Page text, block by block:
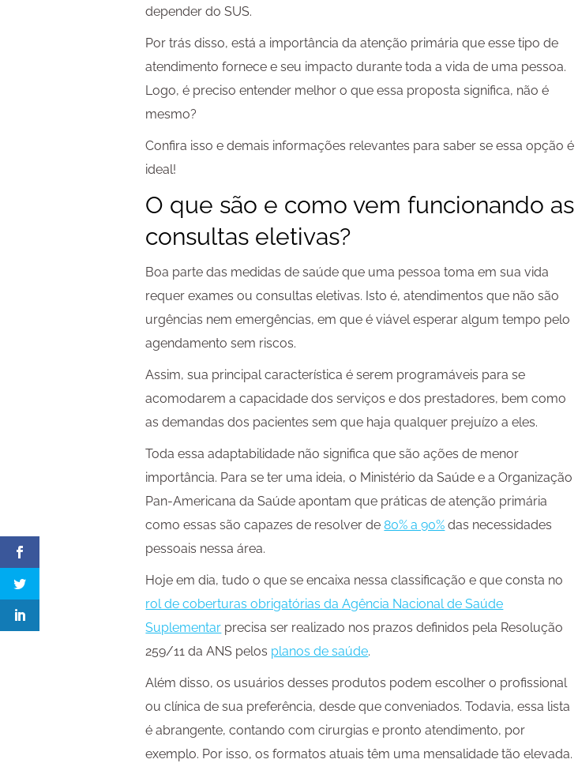
depender do SUS.
Por trás disso, está a importância da atenção primária que esse tipo de
atendimento fornece e seu impacto durante toda a vida de uma pessoa.
Logo, é preciso entender melhor o que essa proposta significa, não é
mesmo?
Confira isso e demais informações relevantes para saber se essa opção é
ideal!
O que são e como vem funcionando as
consultas eletivas?
Boa parte das medidas de saúde que uma pessoa toma em sua vida
requer exames ou consultas eletivas. Isto é, atendimentos que não são
urgências nem emergências, em que é viável esperar algum tempo pelo
agendamento sem riscos.
Assim, sua principal característica é serem programáveis para se
acomodarem a capacidade dos serviços e dos prestadores, bem como
as demandas dos pacientes sem que haja qualquer prejuízo a eles.
Toda essa adaptabilidade não significa que são ações de menor
importância. Para se ter uma ideia, o Ministério da Saúde e a Organização
Pan-Americana da Saúde apontam que práticas de atenção primária
como essas são capazes de resolver de80% a 90% das necessidades
pessoais nessa área.
Hoje em dia, tudo o que se encaixa nessa classificação e que consta no
rol de coberturas obrigatórias da Agência Nacional de Saúde
Suplementar precisa ser realizado nos prazos definidos pela Resolução
259/11 da ANS pelos planos de saúde.
Além disso, os usuários desses produtos podem escolher o profissional
ou clínica de sua preferência, desde que conveniados. Todavia, essa lista
é abrangente, contando com cirurgias e pronto atendimento, por
exemplo. Por isso, os formatos atuais têm uma mensalidade tão elevada.